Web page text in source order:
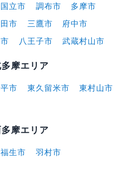
国立市 調布市
多摩市
市 三鷹市
府中市
八王子市 武蔵村山市
摩エリア
市 東久留米市
東村山市
摩エリア
福生市 羽村市